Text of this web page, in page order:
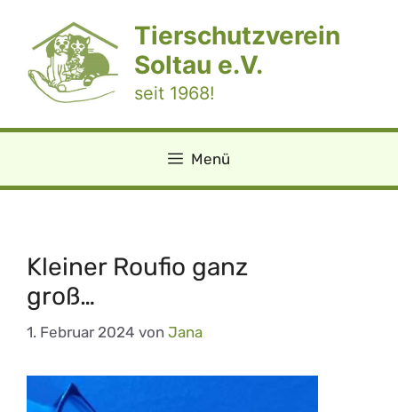
springen
Tierschutzverein
Soltau e.V.
seit 1968!
Menü
Kleiner Roufio ganz
groß…
1. Februar 2024 von Jana